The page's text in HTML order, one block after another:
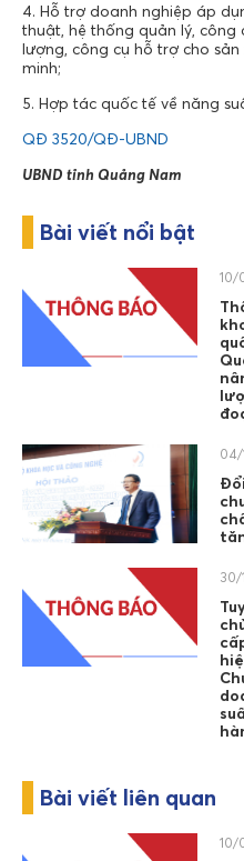
4. Hỗ trợ doanh nghiệp áp
thuật, hệ thống quản lý, công
lượng, công cụ hỗ trợ cho
minh;
5. Hợp tác quốc tế về năng
QĐ 3520/QĐ-UBND
UBND tỉnh Quảng Nam
Bài viết nổi bật
10/
04/
30/
Bài viết liên quan
10/